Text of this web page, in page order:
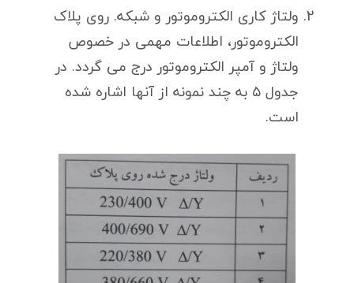
ولتاژ کاری الکتروموتور و شبکه. روی پلاک
الکتروموتور، اطلاعات مهمی در خصوص
ولتاژ و آمپر الکتروموتور درج می گردد. در
جدول ۵ به چند نمونه از آنها اشاره شده
است.